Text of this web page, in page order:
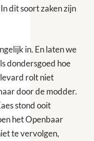
dit soort zaken zijn
in. En laten we
dondersgoed hoe
rolt niet
door de modder.
stond ooit
het Openbaar
te vervolgen,